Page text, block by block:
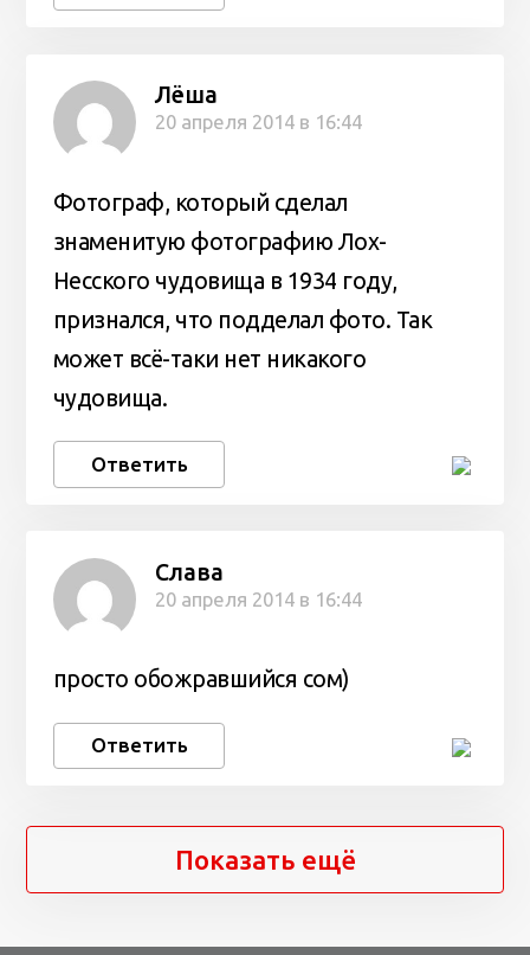
Лёша
20 апреля 2014 в 16:44
Фотограф, который сделал
знаменитую фотографию Лох-
Несского чудовища в 1934 году,
признался, что подделал фото. Так
может всё-таки нет никакого
чудовища.
Ответить
Слава
20 апреля 2014 в 16:44
просто обожравшийся сом)
Ответить
Показать ещё